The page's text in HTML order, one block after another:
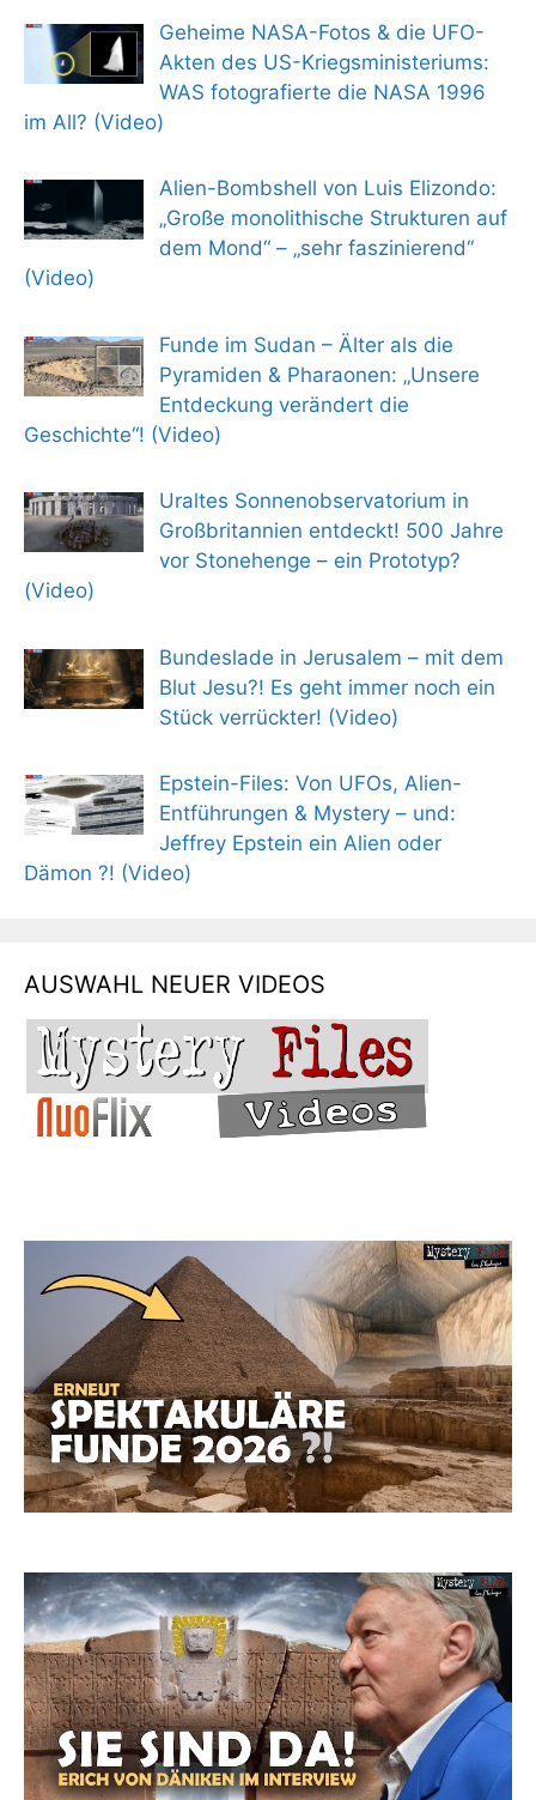
Geheime NASA-Fotos & die UFO-
Akten des US-Kriegsministeriums:
WAS fotografierte die NASA 1996
im All? (Video)
Alien-Bombshell von Luis Elizondo:
„Große monolithische Strukturen auf
dem Mond“ – „sehr faszinierend“
(Video)
Funde im Sudan – Älter als die
Pyramiden & Pharaonen: „Unsere
Entdeckung verändert die
Geschichte“! (Video)
Uraltes Sonnenobservatorium in
Großbritannien entdeckt! 500 Jahre
vor Stonehenge – ein Prototyp?
(Video)
Bundeslade in Jerusalem – mit dem
Blut Jesu?! Es geht immer noch ein
Stück verrückter! (Video)
Epstein-Files: Von UFOs, Alien-
Entführungen & Mystery – und:
Jeffrey Epstein ein Alien oder
Dämon ?! (Video)
AUSWAHL NEUER VIDEOS